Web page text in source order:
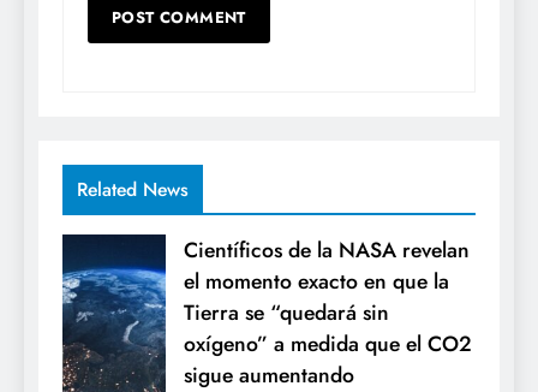
Related News
Científicos de la NASA revelan
el momento exacto en que la
Tierra se “quedará sin
oxígeno” a medida que el CO2
sigue aumentando